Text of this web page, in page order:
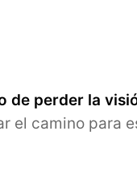
de perder la
el camino para